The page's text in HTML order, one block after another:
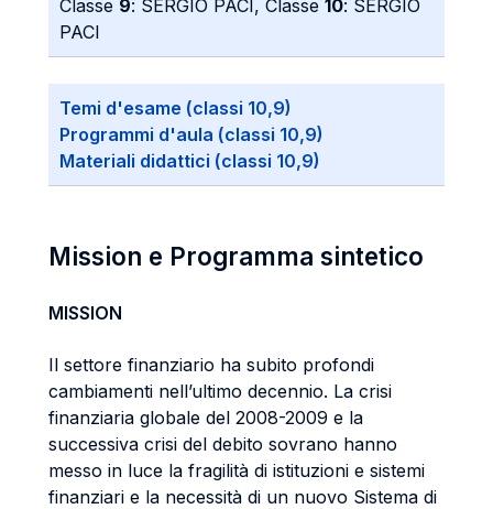
Classe 9: SERGIO PACI, Classe 10: SERGIO
PACI
Temi d'esame (classi 10,9)
Programmi d'aula (classi 10,9)
Materiali didattici (classi 10,9)
Mission e Programma sintetico
MISSION
Il settore finanziario ha subito profondi
cambiamenti nell’ultimo decennio. La crisi
finanziaria globale del 2008-2009 e la
successiva crisi del debito sovrano hanno
messo in luce la fragilità di istituzioni e sistemi
finanziari e la necessità di un nuovo Sistema di